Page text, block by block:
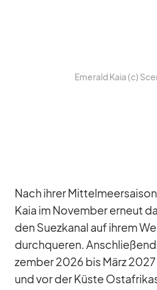
Emer­ald Kaia (c)
Nach ih­rer
Kaia im No­vem­ber er­neut
den Su­ez­ka­nal auf ih­rem
durch­que­ren.
zem­ber 2026 bis März
und vor der Küste